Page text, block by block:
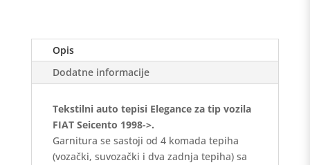
Opis
Dodatne informacije
Tekstilni auto tepisi Elegance za tip vozila
FIAT Seicento 1998->.
Garnitura se sastoji od 4 komada tepiha
(vozački, suvozački i dva zadnja tepiha) sa